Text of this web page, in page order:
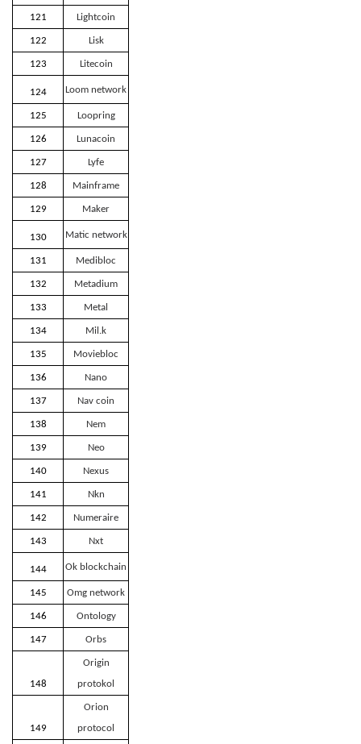
121 Lightcoin
122 Lisk
123 Litecoin
124 Loom network
125 Loopring
126 Lunacoin
127 Lyfe
128 Mainframe
129 Maker
130 Matic network
131 Medibloc
132 Metadium
133 Metal
134 Mil.k
135 Moviebloc
136 Nano
137 Nav coin
138 Nem
139 Neo
140 Nexus
141 Nkn
142 Numeraire
143 Nxt
144 Ok blockchain
145 Omg network
146 Ontology
147 Orbs
148
Origin
protokol
149
Orion
protocol